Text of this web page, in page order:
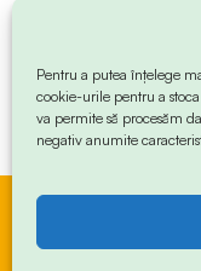
Pentru a putea înțelege
cookie-urile pentru a
va permite să procesăm
negativ anumite
©